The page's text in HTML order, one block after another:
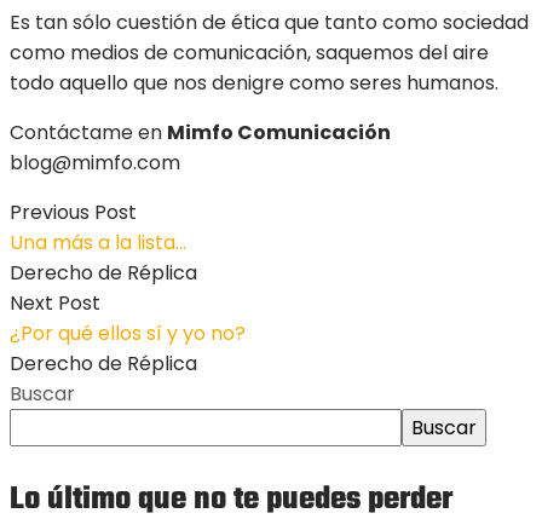
Es tan sólo cuestión de ética que tanto como sociedad
como medios de comunicación, saquemos del aire
todo aquello que nos denigre como seres humanos.
Contáctame en Mimfo Comunicación
blog@mimfo.com
Previous Post
Una más a la lista…
Derecho de Réplica
Next Post
¿Por qué ellos sí y yo no?
Derecho de Réplica
Buscar
Buscar
Lo último que no te puedes perder